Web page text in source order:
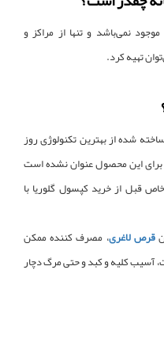
نمی‌باشد و تنها از مراکز و
تهیه کرد.
صد گیاهی و ساخته شده از بهترین تکنولوژی روز
این محصول عنوان نشده است
قبل از خرید کپسول گلوریا با
قرص لاغری، مصرف کننده ممکن
آسیب کلیه و کبد و حتی مرگ دچار